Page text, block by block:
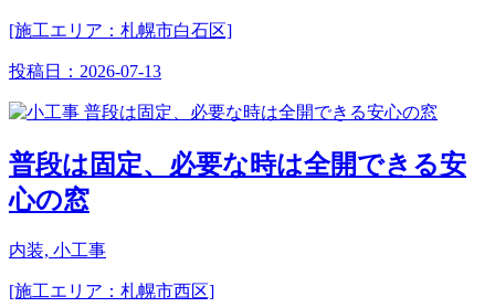
[施工エリア：札幌市白石区]
投稿日： 2026-07-13
普段は固定、必要な時は全開できる安
心の窓
内装, 小工事
[施工エリア：札幌市西区]